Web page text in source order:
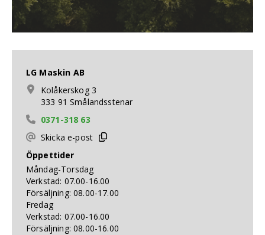
LG Maskin AB
Kolåkerskog 3
333 91 Smålandsstenar
0371-318 63
Skicka e-post
Öppettider
Måndag-Torsdag
Verkstad: 07.00-16.00
Försäljning: 08.00-17.00
Fredag
Verkstad: 07.00-16.00
Försäljning: 08.00-16.00